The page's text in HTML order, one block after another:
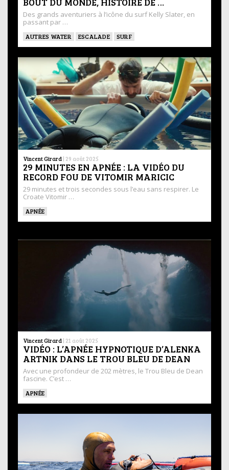
Des grands aventuriers à l’icône du surf Kelly Slater, en
passant par …
AUTRES WATER ESCALADE SURF
Vincent Girard | 29 août 2025
29 MINUTES EN APNÉE : LA VIDÉO DU
RECORD FOU DE VITOMIR MARICIC
29 minutes et trois secondes sous l’eau sans respirer. Le
Croate Vitomir …
APNÉE
Vincent Girard | 21 août 2025
VIDÉO : L’APNÉE HYPNOTIQUE D’ALENKA
ARTNIK DANS LE TROU BLEU DE DEAN
Avec une profondeur de 202 mètres, le Trou Bleu de Dean
fascine. C’est …
APNÉE